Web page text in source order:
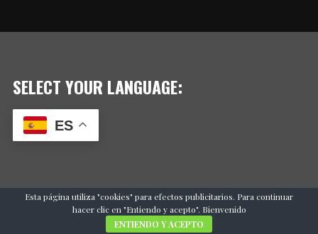
SELECT YOUR LANGUAGE:
ES
Esta página utiliza "cookies" para efectos publicitarios. Para continuar
hacer clic en "Entiendo y acepto". Bienvenido
ENTIENDO Y ACEPTO